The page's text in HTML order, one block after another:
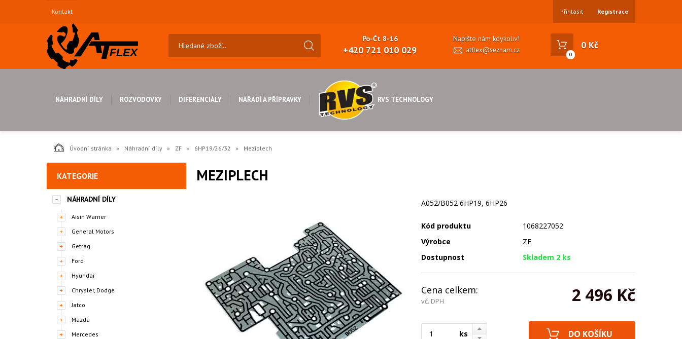
Kontakt Přihlásit Registrace
Po-Čt 8-16
+420 721 010 029
Napište nám kdykoliv!
atflex@seznam.cz
0
0 Kč
NÁHRADNÍ DÍLY ROZVODOVKY DIFERENCIÁLY NÁŘADÍ A PŘÍPRAVKY RVS TECHNOLOGY
Úvodní stránka Náhradní díly ZF 6HP19/26/32 Meziplech
KATEGORIE
NÁHRADNÍ DÍLY
Aisin Warner
General Motors
Getrag
Ford
Hyundai
Chrysler, Dodge
Jatco
Mazda
Mercedes
MEZIPLECH
A052/B052 6HP19, 6HP26
Kód produktu
1068227052
Výrobce
ZF
Dostupnost
Skladem 2 ks
Cena celkem:
vč. DPH 2 496 Kč
ks